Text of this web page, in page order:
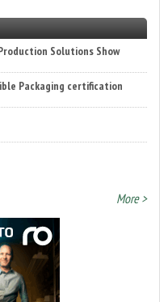
Solutions Show
Packaging certification
2026 di FTA Europe
More >